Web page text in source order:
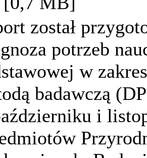
został
potrzeb
w
badawczą
i